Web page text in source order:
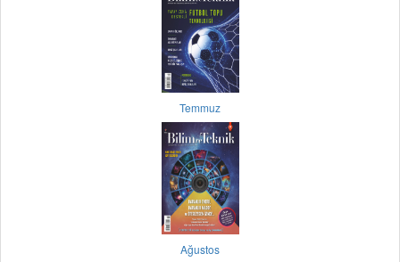
Temmuz
Ağustos